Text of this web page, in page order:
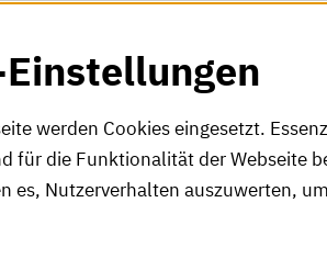
werden Cookies eingesetzt.
für die Funktionalität der Webseite
es, Nutzerverhalten auszuwerten,